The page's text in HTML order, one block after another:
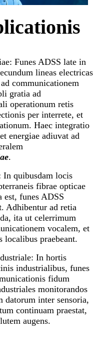
Funes ADSS late in
lineas electricas
communicationem
gratia ad
operationum retis
per interrete, et
Haec integratio
energiae adiuvat ad
.
In quibusdam locis
fibrae opticae
funes ADSS
Adhibentur ad retia
ita ut celerrimum
vocalem, et
praebeant.
In hortis
industrialibus, funes
fidum
monitorandos
datorum inter sensoria,
continuam praestat,
augens.